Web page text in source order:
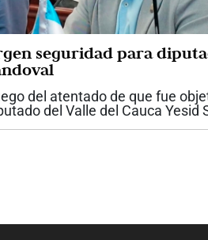
seguridad para
del atentado de que fue
del Valle del Cauca Yesid
la antigua vía entre Cali y